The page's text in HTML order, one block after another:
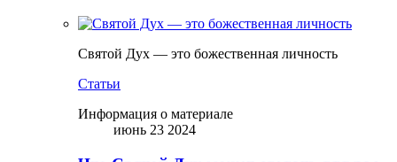
Святой Дух — это божественная личность
Статьи
Информация о материале
июнь 23 2024